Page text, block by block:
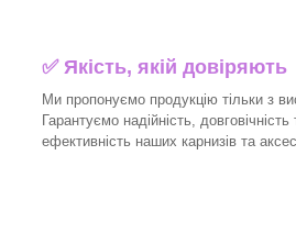
✅Якість, якій довіряють
Ми пропонуємо продукцію тільки з
Гарантуємо надійність, довговічність
ефективність наших карнизів та